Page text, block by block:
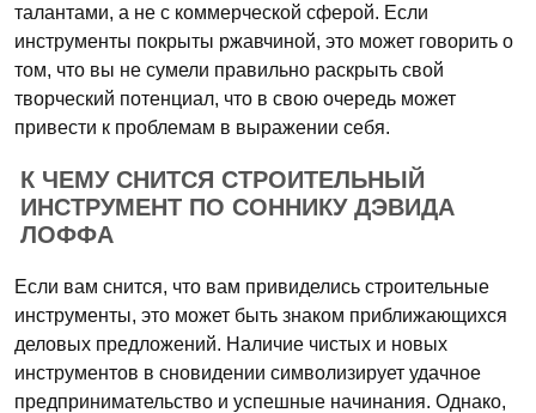
талантами, а не с коммерческой сферой. Если
инструменты покрыты ржавчиной, это может говорить о
том, что вы не сумели правильно раскрыть свой
творческий потенциал, что в свою очередь может
привести к проблемам в выражении себя.
К ЧЕМУ СНИТСЯ СТРОИТЕЛЬНЫЙ
ИНСТРУМЕНТ ПО СОННИКУ ДЭВИДА
ЛОФФА
Если вам снится, что вам привиделись строительные
инструменты, это может быть знаком приближающихся
деловых предложений. Наличие чистых и новых
инструментов в сновидении символизирует удачное
предпринимательство и успешные начинания. Однако,